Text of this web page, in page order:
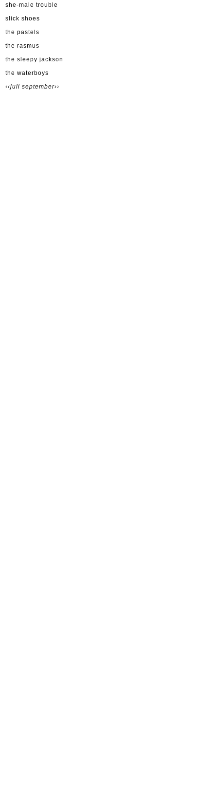
she-male trouble
slick shoes
the pastels
the rasmus
the sleepy jackson
the waterboys
‹‹juli september››